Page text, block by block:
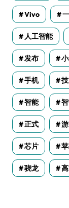
Vivo
人工智能
发布
手机
智能
正式
芯片
骁龙